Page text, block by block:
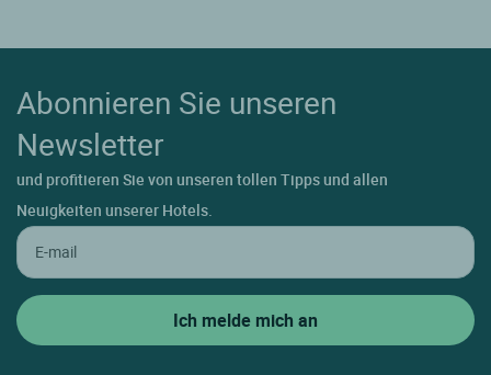
Abonnieren Sie unseren
Newsletter
und profitieren Sie von unseren tollen Tipps und allen
Neuigkeiten unserer Hotels.